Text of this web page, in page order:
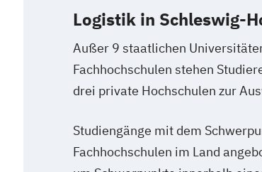
Logistik in Schleswig-
Außer 9 staatlichen
Fachhochschulen stehen
drei private Hochschulen zur
Studiengänge mit dem
Fachhochschulen im Land